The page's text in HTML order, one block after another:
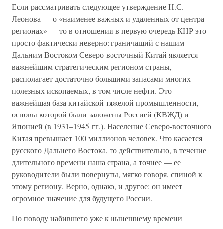
Если рассматривать следующее утверждение Н.С.
Леонова — о «наименее важных и удаленных от центра
регионах» — то в отношении в первую очередь КНР это
просто фактически неверно: граничащий с нашим
Дальним Востоком Северо-восточный Китай является
важнейшим стратегическим регионом страны,
располагает достаточно большими запасами многих
полезных ископаемых, в том числе нефти. Это
важнейшая база китайской тяжелой промышленности,
основы которой были заложены Россией (КВЖД) и
Японией (в 1931–1945 гг.). Население Северо-восточного
Китая превышает 100 миллионов человек. Что касается
русского Дальнего Востока, то действительно, в течение
длительного времени наша страна, а точнее — ее
руководители были повернуты, мягко говоря, спиной к
этому региону. Верно, однако, и другое: он имеет
огромное значение для будущего России.
По поводу набившего уже к нынешнему времени